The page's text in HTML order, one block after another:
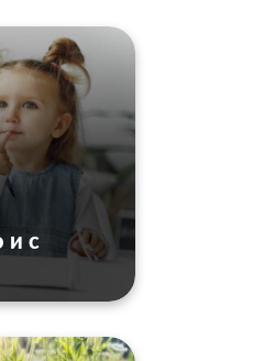
и с